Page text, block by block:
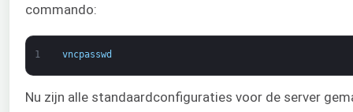
commando:
1 vncpasswd
Nu zijn alle standaardconfiguraties voor de server